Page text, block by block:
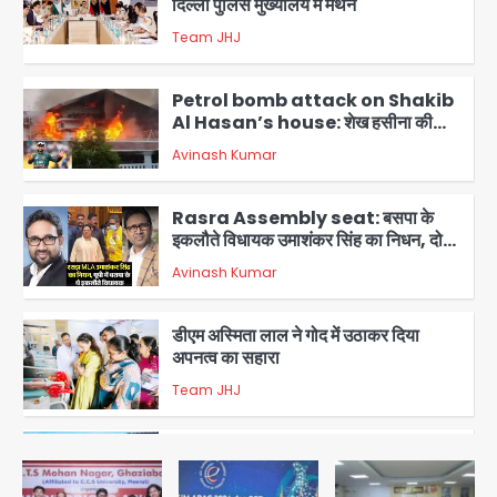
Petrol bomb attack on Shakib
Al Hasan’s house: शेख हसीना की
पेट्रोल बम से हमला
Avinash Kumar
Rasra Assembly seat: बसपा के
इकलौते विधायक उमाशंकर सिंह का निधन, दो
Avinash Kumar
5
डीएम अस्मिता लाल ने गोद में उठाकर दिया
अपनत्व का सहारा
Team JHJ
1
आॅपरेशन विस्टा 1.0: वीजा शर्तों का उल्लंघन
करने वाले 11 बांग्लादेशी नागरिक सेंट्रल जिला
Team JHJ
स्वतंत्रता दिवस पर फूलप्रूफ सुरक्षा को लेकर